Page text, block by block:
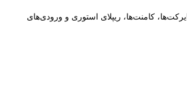
کامنت‌ها، ریپلای استوری و ورودی‌های